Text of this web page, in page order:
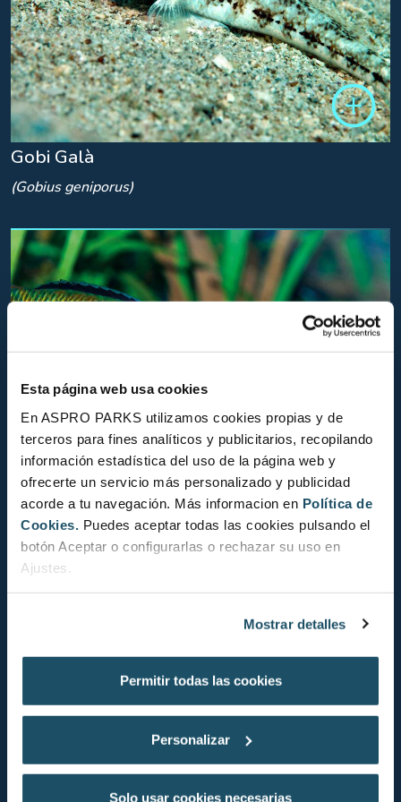
Esta página web usa cookies
En ASPRO PARKS utilizamos cookies propias y de
terceros para fines analíticos y publicitarios, recopilando
información estadística del uso de la página web y
ofrecerte un servicio más personalizado y publicidad
acorde a tu navegación. Más informacion en Política de
Cookies.
Puedes aceptar todas las cookies pulsando el
botón Aceptar o configurarlas o rechazar su uso en
Ajustes.
Mostrar detalles
Permitir todas las cookies
Personalizar
Solo usar cookies necesarias
Gobi Galà
(Gobius geniporus)
Fadrí
(Thalassoma pavo)